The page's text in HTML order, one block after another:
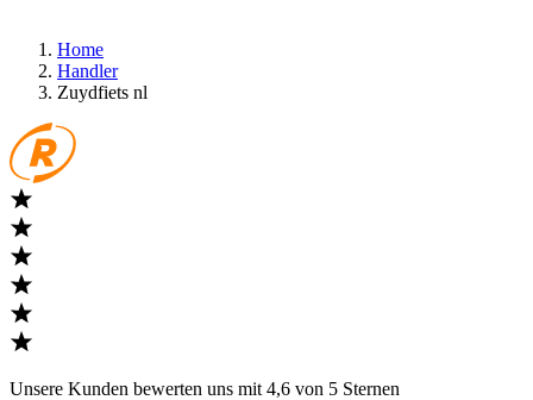
Home
Handler
Zuydfiets nl
Unsere Kunden bewerten uns mit 4,6 von 5 Sternen